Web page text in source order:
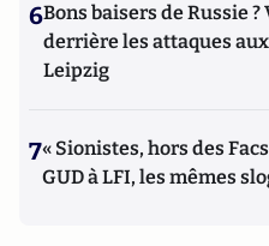
6Bons baisers de Russie ?
derrière les attaques
Leipzig
7« Sionistes, hors des
GUD à LFI, les mêmes